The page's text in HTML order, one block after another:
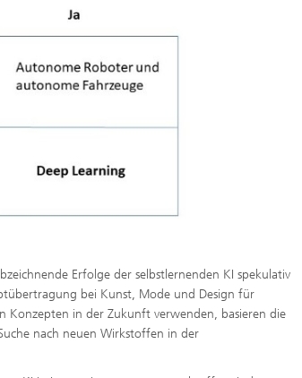
Erfolge der selbstlernenden KI spekulativ
bei Kunst, Mode und Design für
Konzepten in der Zukunft verwenden, basieren die
nach neuen Wirkstoffen in der